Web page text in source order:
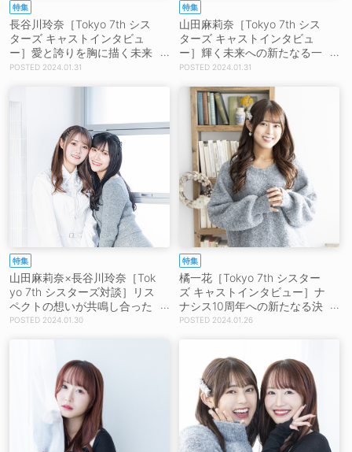
特集
長谷川玲奈［Tokyo 7th シス
ターズ キャストインタビュ
ー］愛と誇りを胸に描く未来
図「違う年代のユニットと一
2024.01.31
特集
山田麻莉奈［Tokyo 7th シス
ターズ キャストインタビュ
ー］輝く未来への新たなる一
歩「これからもいいものを届
い」
2024.01.31
特集
山田麻莉奈×長谷川玲奈［Tok
yo 7th シスターズ対談］リス
ペクトの想いが共鳴し合った
＜2053 2nd Live＞「後ろか
っぱりまりり先輩、流石だ
な！って思いました」
2024.01.30
特集
橘一花［Tokyo 7th シスター
ズ キャストインタビュー］ナ
ナシス10周年への新たなる決
意「進化したRoots.を観ても
2024.01.26